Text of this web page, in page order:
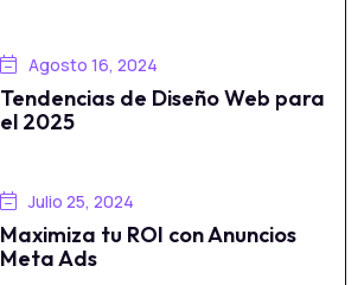
Agosto 16, 2024
Tendencias de Diseño Web para
el 2025
Julio 25, 2024
Maximiza tu ROI con Anuncios
Meta Ads